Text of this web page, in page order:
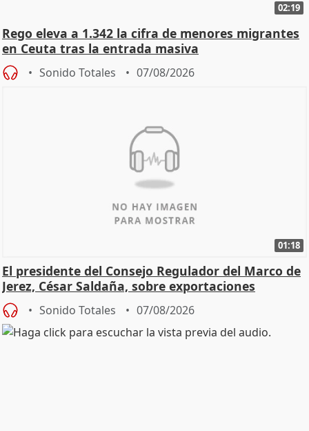
02:19
Rego eleva a 1.342 la cifra de menores migrantes
en Ceuta tras la entrada masiva
Sonido Totales 07/08/2026
01:18
El presidente del Consejo Regulador del Marco de
Jerez, César Saldaña, sobre exportaciones
Sonido Totales 07/08/2026